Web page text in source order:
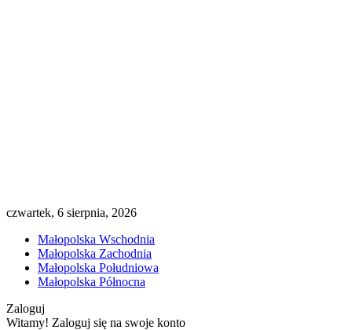
czwartek, 6 sierpnia, 2026
Małopolska Wschodnia
Małopolska Zachodnia
Małopolska Południowa
Małopolska Północna
Zaloguj
Witamy! Zaloguj się na swoje konto